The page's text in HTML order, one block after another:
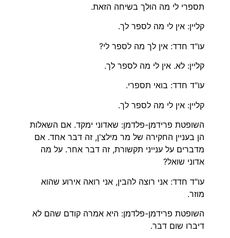
תספרי לי מה הולך בשיחה הזאת.
קליין: אין לי מה לספר לך.
עו"ד חדד: אין לך מה לספר לי?
קליין: לא. אין לי מה לספר לך.
עו"ד חדד: בואי תספרי.
קליין: אין לי מה לספר לך.
השופטת פרידמן-פלדמן: שאדוני ימקד. אם השאלות
הן בעניין החקירה של מר מילצ'ן, זה דבר אחד. אם
מדברים על ענייני תקשורת, זה דבר אחר. על מה
אדוני שואל?
עו"ד חדד: אני רוצה להבין, אני רואה אירוע שהוא
מוזר.
השופטת פרידמן-פלדמן: היא אמרה קודם שהם לא
דיברו שום דבר.